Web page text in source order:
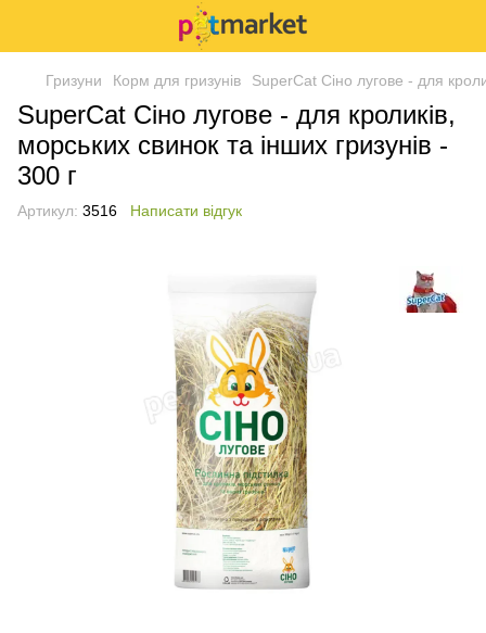
Гризуни Корм для гризунів SuperCat Сіно лугове - для
SuperCat Сіно лугове - для кроликів,
морських свинок та інших гризунів -
300 г
Артикул: 3516 Написати відгук